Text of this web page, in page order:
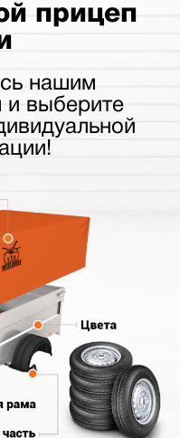
прицеп
нашим
и выберите